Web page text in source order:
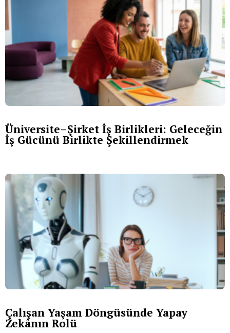
Üniversite–Şirket İş Birlikleri: Geleceğin
İş Gücünü Birlikte Şekillendirmek
Çalışan Yaşam Döngüsünde Yapay
Zekânın Rolü